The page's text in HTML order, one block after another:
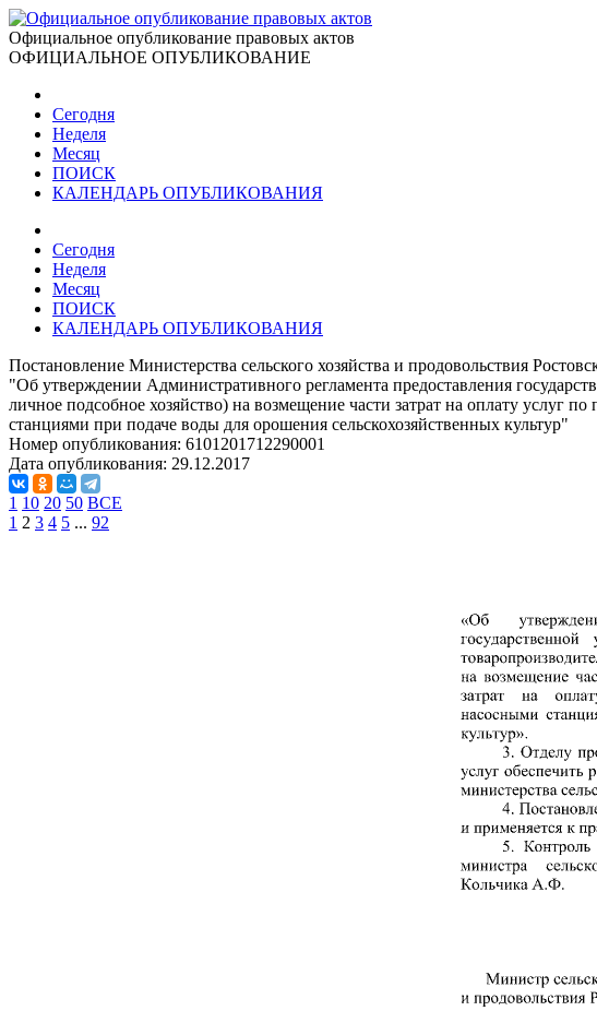
Официальное опубликование правовых актов
ОФИЦИАЛЬНОЕ ОПУБЛИКОВАНИЕ
Сегодня
Неделя
Месяц
ПОИСК
КАЛЕНДАРЬ ОПУБЛИКОВАНИЯ
Сегодня
Неделя
Месяц
ПОИСК
КАЛЕНДАРЬ ОПУБЛИКОВАНИЯ
Постановление Министерства сельского хозяйства и продовольствия
"Об утверждении Административного регламента предоставления
личное подсобное хозяйство) на возмещение части затрат на оплату услуг
станциями при подаче воды для орошения сельскохозяйственных культур"
Номер опубликования: 6101201712290001
Дата опубликования: 29.12.2017
1 10 20 50 ВСЕ
1 2 3 4 5 ... 92